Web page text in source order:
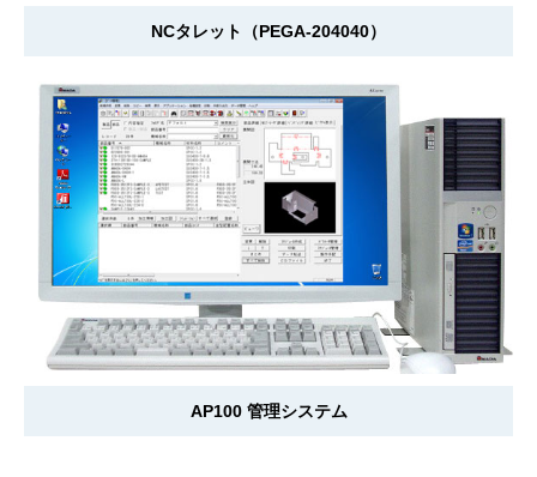
NCタレット（PEGA-204040）
AP100 管理システム